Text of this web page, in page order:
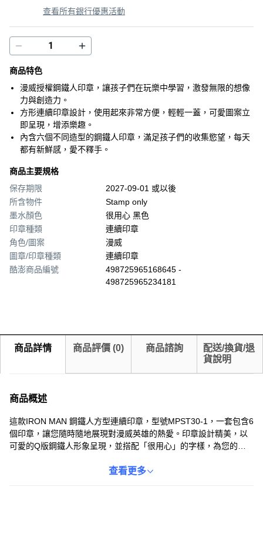
查看所有銀行優惠活動
商品特色
漫威授權鋼鐵人印章，讓孩子們在玩樂中學習，激發無限的想像
力與創造力。
方形連續印章設計，使用起來非常方便，輕輕一蓋，可愛圖案立
即呈現，增添樂趣。
內含六個不同造型的鋼鐵人印章，滿足孩子們的收集慾望，每天
都有新鮮感，愛不釋手。
商品主要規格
保存期限
2027-09-01 或以後
所含物件
Stamp only
墨水顏色
很用心 黑色
印章種類
連續印章
角色/圖案
漫威
圖章/印章種類
連續印章
酷澎商品編號
498725965168645 -
498725965234181
商品詳情 商品評價 (0) 商品諮詢
配送/換貨/退
貨說明
商品概述
這款IRON MAN 鋼鐵人方型連續印章，型號MPST30-1，一套包含6
個印章，讓您隨時隨地展現對漫威英雄的熱愛。印章設計精美，以
可愛的Q版鋼鐵人形象呈現，並搭配「很用心」的字樣，為您的文
水，輕輕一蓋即可留下清晰圖案。無論是漫威迷收藏，還是小朋友
查看更多